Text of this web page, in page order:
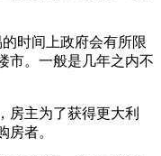
时间上政府会有所限
市。一般是几年之内不
房主为了获得更大利
房者。